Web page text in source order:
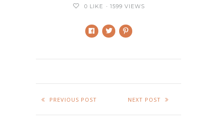
0 LIKE 1599 VIEWS
PREVIOUS POST NEXT POST